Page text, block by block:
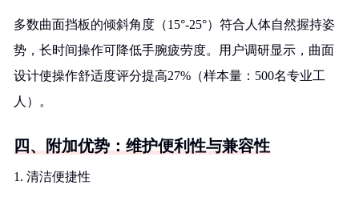
多数曲面挡板的倾斜角度（15°-25°）符合人体自然握持姿
势，长时间操作可降低手腕疲劳度。用户调研显示，曲面
设计使操作舒适度评分提高27%（样本量：500名专业工
人）。
四、附加优势：维护便利性与兼容性
1. 清洁便捷性